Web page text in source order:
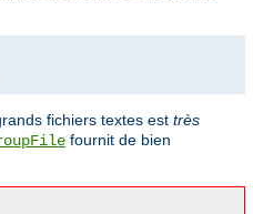
fichiers textes est très
fournit de bien